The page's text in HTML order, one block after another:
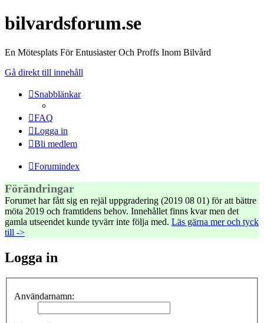
bilvardsforum.se
En Mötesplats För Entusiaster Och Proffs Inom Bilvård
Gå direkt till innehåll
Snabblänkar
FAQ
Logga in
Bli medlem
Forumindex
Förändringar
Forumet har fått sig en rejäl uppgradering (2019 08 01) för att bättre
möta 2019 och framtidens behov. Innehållet finns kvar men det
gamla utseendet kunde tyvärr inte följa med. Läs gärna mer och tyck
till ->
Logga in
Användarnamn: